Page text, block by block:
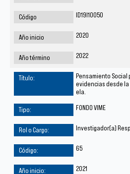
ID19I10050
2020
2022
Pensamiento Social
evidencias desde
ela.
FONDO VIME
Investigador(a)
65
2021